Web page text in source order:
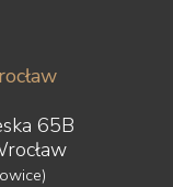
65B